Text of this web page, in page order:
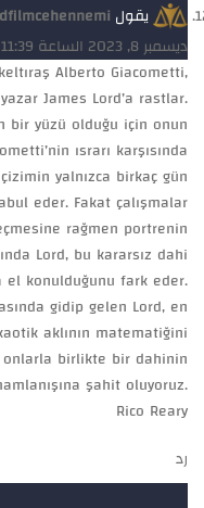
يقول
ديسمبر 8, 2023 الساعة 11:39 م
Alberto Giacometti,
James Lord’a rastlar.
bir yüzü olduğu için onun
ısrarı karşısında
yalnızca birkaç gün
eder. Fakat çalışmalar
rağmen portrenin
Lord, bu kararsız dahi
el konulduğunu fark eder.
gidip gelen Lord, en
aklının matematiğini
birlikte bir dahinin
şahit oluyoruz.
Rico Reary
رد